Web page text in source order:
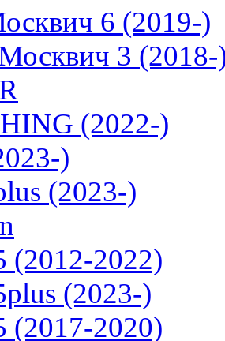
6 (2019-)
3 (2018-
(2022-)
)
(2023-)
(2012-2022)
(2023-)
(2017-2020)